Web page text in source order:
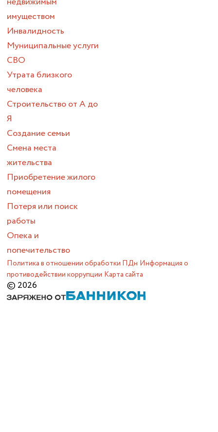
имуществом
Инвалидность
Муниципальные услуги
СВО
Утрата близкого
человека
Строительство от А до
Я
Создание семьи
Смена места
жительства
Приобретение жилого
помещения
Потеря или поиск
работы
Опека и
попечительство
Политика в отношении обработки ПДн Информация о
противодействии коррупции Карта сайта
© 2026